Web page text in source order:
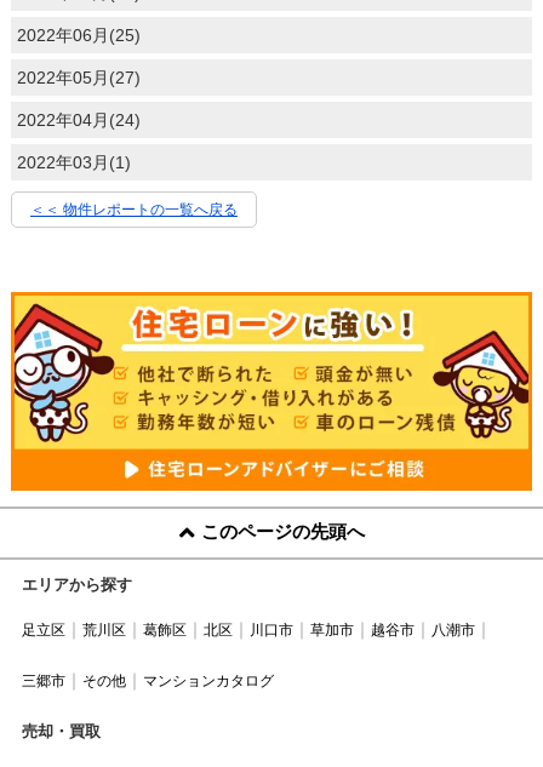
2022年06月(25)
2022年05月(27)
2022年04月(24)
2022年03月(1)
＜＜ 物件レポートの一覧へ戻る
このページの先頭へ
エリアから探す
足立区 荒川区 葛飾区 北区 川口市 草加市 越谷市 八潮市
三郷市 その他 マンションカタログ
売却・買取